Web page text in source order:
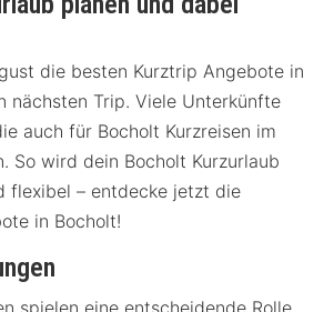
die besten Kurztrip Angebote in
nächsten Trip. Viele Unterkünfte
auch für Bocholt Kurzreisen im
So wird dein Bocholt Kurzurlaub
flexibel – entdecke jetzt die
in Bocholt!
spielen eine entscheidende Rolle